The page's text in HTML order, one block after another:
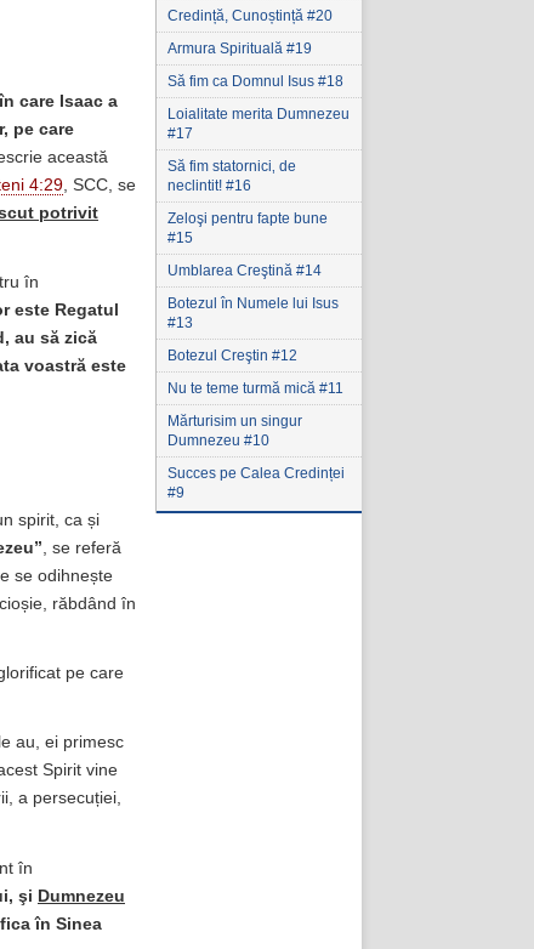
care Isaac a
pe care
această
4:29 , SCC, se
potrivit
în
este Regatul
au să zică
voastră este
spirit, ca și
, se referă
se odihnește
răbdând în
pe care
au, ei primesc
Spirit vine
a persecuției,
în
şi Dumnezeu
în Sinea
Credință, Cunoștință #20
Armura Spirituală #19
Să fim ca Domnul Isus #18
Loialitate merita Dumnezeu
#17
Să fim statornici‚ de
neclintit! #16
Zeloşi pentru fapte bune
#15
Umblarea Creştină #14
Botezul în Numele lui Isus
#13
Botezul Creştin #12
Nu te teme turmă mică #11
Mărturisim un singur
Dumnezeu #10
Succes pe Calea Credinței
#9